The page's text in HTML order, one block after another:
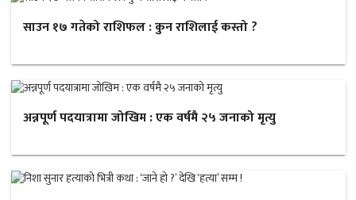
साउन १७ गतेको राशिफल : कुन राशिलाई कस्तो ?
अन्नपूर्ण पदयात्रामा जोखिम : एक वर्षमै २५ जनाको मृत्यु